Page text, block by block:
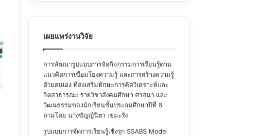
เผยแพร่งานวิจัย
การพัฒนารูปแบบการจัดกิจกรรมการเรียนรู้ตาม
แนวคิดการเชื่อมโยงความรู้ และการสร้างความรู้
ด้วยตนเอง ที่ส่งเสริมทักษะการคิดวิเคราะห์และ
จิตสาธารณะ รายวิชาสังคมศึกษา ศาสนา และ
วัฒนธรรมของนักเรียนชั้นประถมศึกษาปีที่ 6
ถามโดย นางชัญญ์นิตา เขมะรัง
รูปแบบการจัดการเรียนรู้เชิงรุก SSABS Model